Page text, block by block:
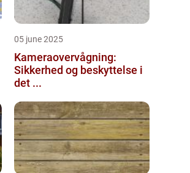
05 june 2025
Kameraovervågning:
Sikkerhed og beskyttelse i
det ...